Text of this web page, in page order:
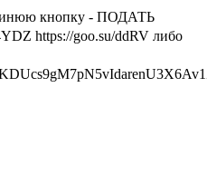
кнопку - ПОДАТЬ
https://goo.su/ddRV либо